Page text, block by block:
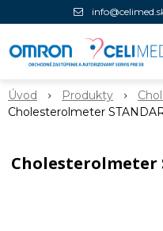
Úvod Produkty
Cholesterolmeter
Cholesterolmeter